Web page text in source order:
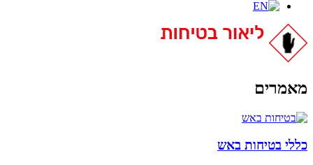
מאמרים
כללי בטיחות באש